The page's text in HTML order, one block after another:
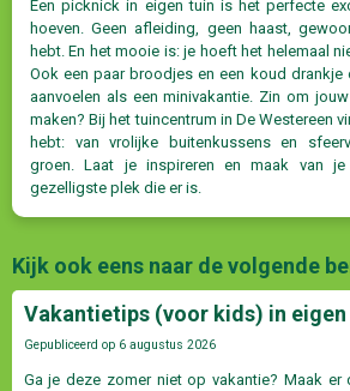
Een picknick in eigen tuin is het perfecte
hoeven. Geen afleiding, geen haast,
hebt. En het mooie is: je hoeft het helemaal
Ook een paar broodjes en een koud drankje
aanvoelen als een minivakantie. Zin om
maken? Bij het tuincentrum in De Westereen
hebt: van vrolijke buitenkussens en
groen. Laat je inspireren en maak van
gezelligste plek die er is.
Kijk ook eens naar de volgende
Vakantietips (voor kids) in
Gepubliceerd op 6 augustus 2026
Ga je deze zomer niet op vakantie? Maak er